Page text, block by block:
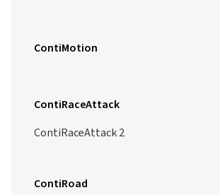
ContiMotion
ContiRaceAttack
ContiRaceAttack 2
ContiRoad